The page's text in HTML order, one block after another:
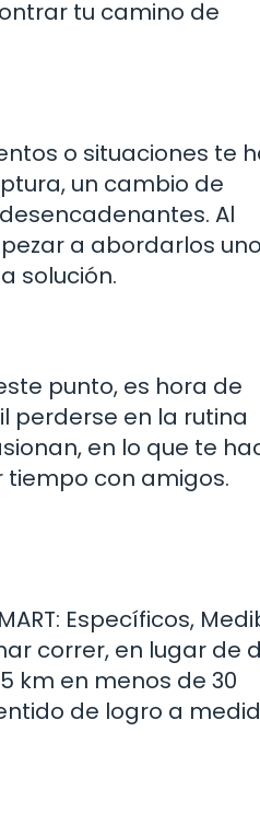
tu camino de
o situaciones te
un cambio de
Al
a abordarlos
solución.
punto, es hora de
perderse en la rutina
en lo que te
tiempo con amigos.
Específicos,
correr, en lugar de
km en menos de 30
de logro a